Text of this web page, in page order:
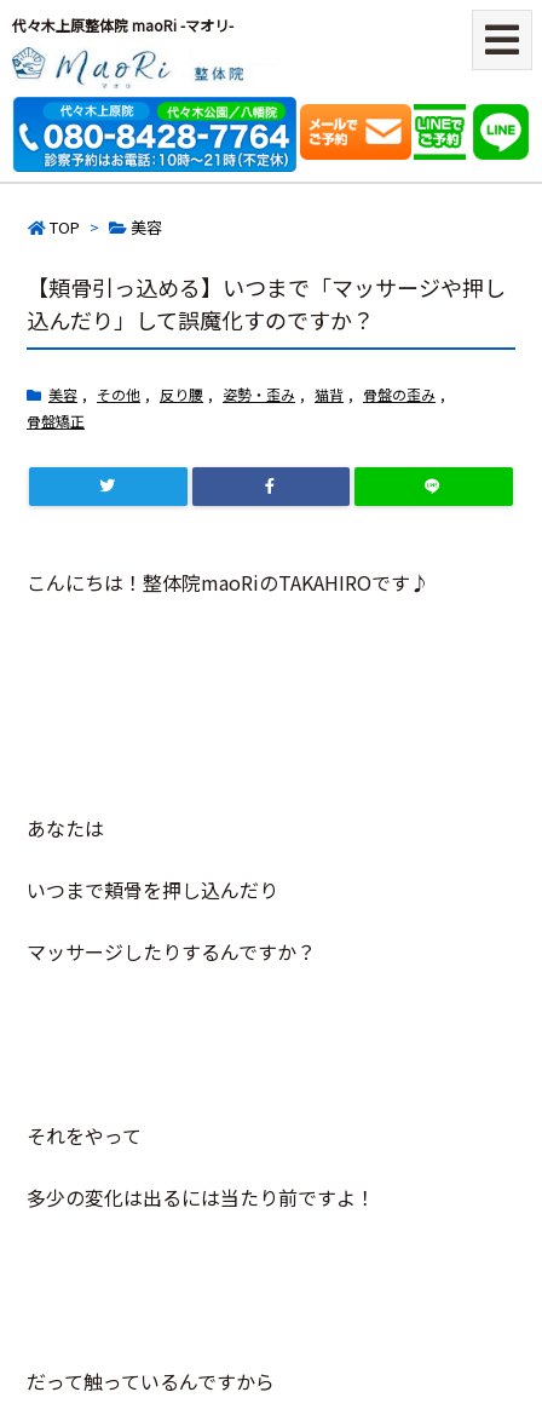
代々木上原整体院 maoRi -マオリ-
TOP > 美容
【頬骨引っ込める】いつまで「マッサージや押し
込んだり」して誤魔化すのですか？
美容 , その他 , 反り腰 , 姿勢・歪み , 猫背 , 骨盤の歪み ,
骨盤矯正
こんにちは！整体院maoRiのTAKAHIROです♪
あなたは
いつまで頬骨を押し込んだり
マッサージしたりするんですか？
それをやって
多少の変化は出るには当たり前ですよ！
だって触っているんですから